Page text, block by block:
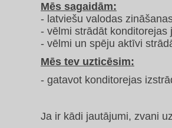
Mēs sagaidām:
- latviešu valodas
- vēlmi strādāt
- vēlmi un spēju aktīvi
Mēs tev uzticēsim:
- gatavot konditorejas
Ja ir kādi jautājumi, zvani